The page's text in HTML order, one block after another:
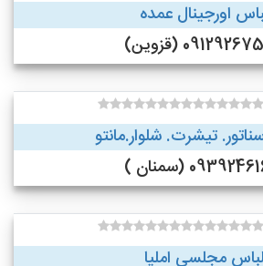
اورجینال عمده
(قزوین)
تیشرت. شلوار.مانتو
(سمنان )
لباس مجلسی املیا